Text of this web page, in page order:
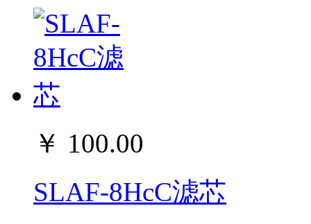
￥ 100.00
SLAF-8HcC滤芯